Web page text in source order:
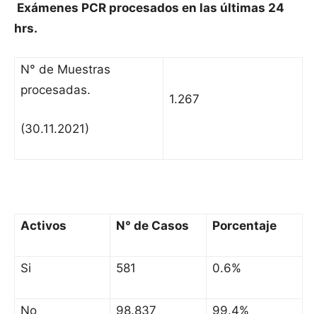
Exámenes PCR procesados en las últimas 24
hrs.
N° de Muestras
procesadas.
(30.11.2021)
1.267
Activos N° de Casos Porcentaje
Si 581 0.6%
No 98.837 99.4%